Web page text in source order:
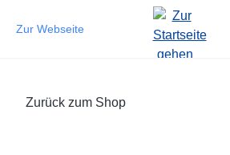
Zum Hauptinhalt springen
Zur Webseite
Zurück zum Shop